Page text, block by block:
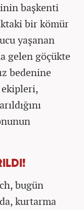
başkenti
bir kömür
yaşanan
gelen göçükte
bedenine
ekipleri,
bugün
kurtarma